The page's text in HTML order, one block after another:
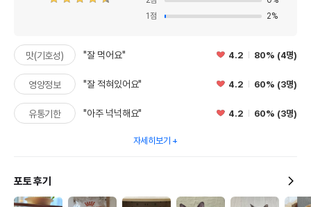
1 점 2%
맛(기호성) "잘 먹어요" 4.2 80% (4명)
영양정보 "잘 적혀있어요" 4.2 60% (3명)
유통기한 "아주 넉넉해요" 4.2 60% (3명)
자세히보기
포토 후기